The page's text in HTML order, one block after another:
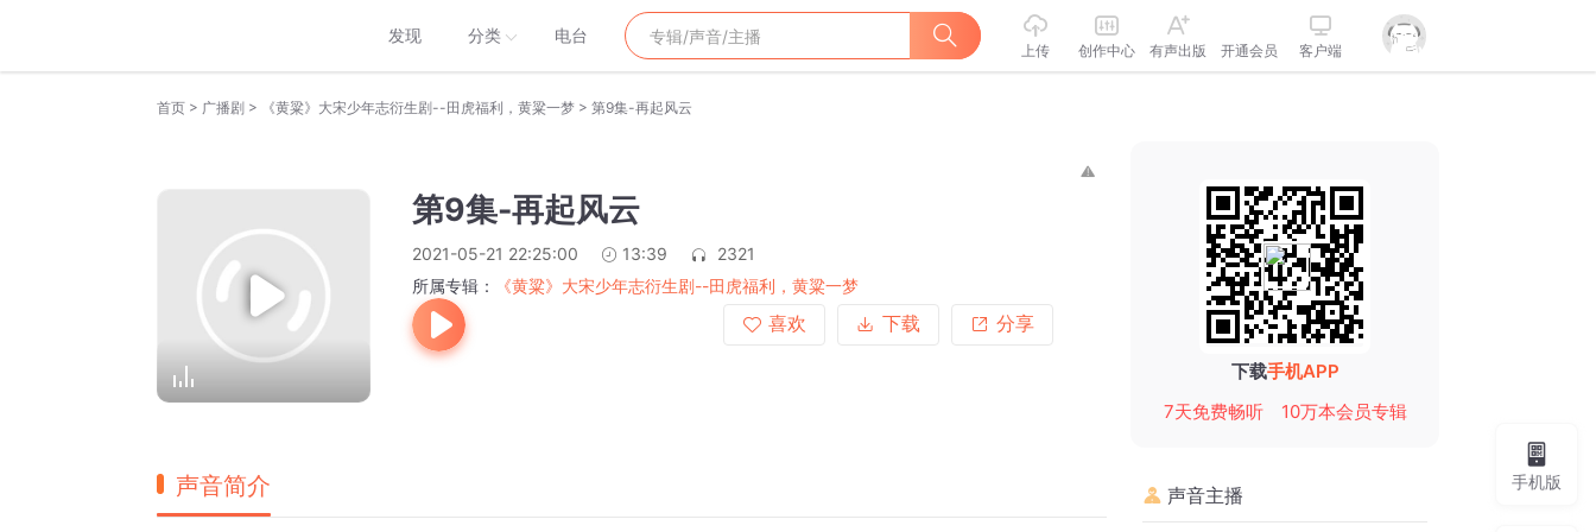
发现 分类 电台
上传 创作中心 有声出版 开通会员 客户端
首页 > 广播剧 > 《黄粱》大宋少年志衍生剧--田虎福利，黄粱一梦 > 第9集-再起风云
第9集-再起风云
2021-05-21 22:25:00 13:39
2321
所属专辑：
《黄粱》大宋少年志衍生剧--田虎福利，黄粱一梦
喜欢
下载 分享
声音简介
下载手机APP
7天免费畅听
10万本会员专辑
声音主播
手机版